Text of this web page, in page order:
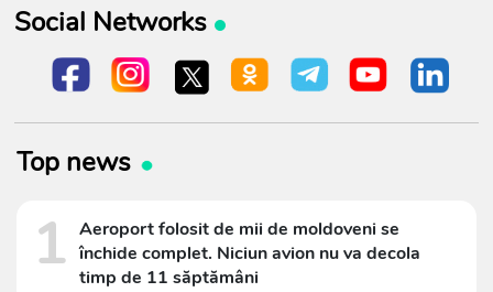
Social Networks
Top news
1 Aeroport folosit de mii de moldoveni se
închide complet. Niciun avion nu va decola
timp de 11 săptămâni